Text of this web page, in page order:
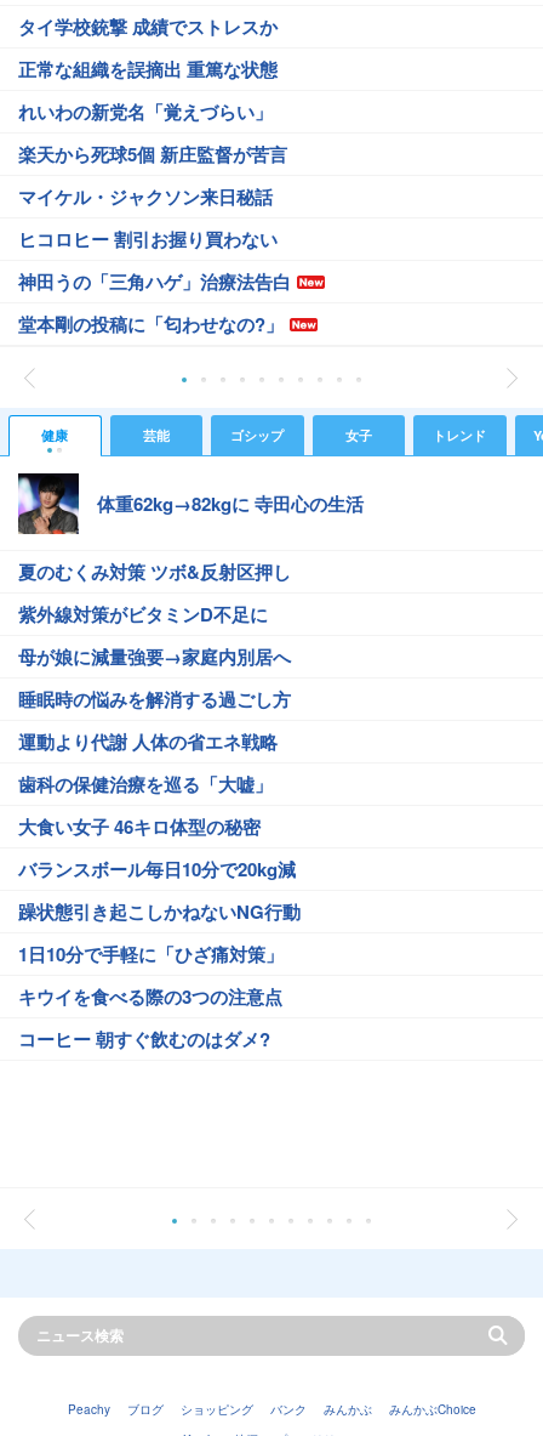
タイ学校銃撃 成績でストレスか
正常な組織を誤摘出 重篤な状態
れいわの新党名「覚えづらい」
楽天から死球5個 新庄監督が苦言
マイケル・ジャクソン来日秘話
ヒコロヒー 割引お握り買わない
神田うの「三角ハゲ」治療法告白
堂本剛の投稿に「匂わせなの?」
健康 芸能 ゴシップ 女子 トレンド
体重62kg→82kgに 寺田心の生活
夏のむくみ対策 ツボ&反射区押し
紫外線対策がビタミンD不足に
母が娘に減量強要→家庭内別居へ
睡眠時の悩みを解消する過ごし方
運動より代謝 人体の省エネ戦略
歯科の保健治療を巡る「大嘘」
大食い女子 46キロ体型の秘密
バランスボール毎日10分で20kg減
躁状態引き起こしかねないNG行動
1日10分で手軽に「ひざ痛対策」
キウイを食べる際の3つの注意点
コーヒー 朝すぐ飲むのはダメ?
Peachy ブログ ショッピング バンク みんかぶ
みんかぶChoice